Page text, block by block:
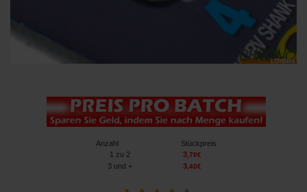
Anzahl
Stückpreis
1 zu 2 3 ,70€
3 und + 3 ,40€